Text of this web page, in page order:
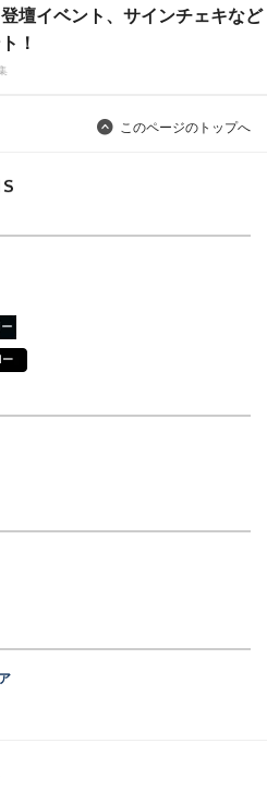
壇イベント、サインチェキなど
！
このページのトップへ